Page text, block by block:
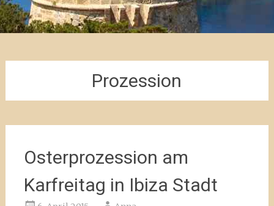
Prozession
Osterprozession am
Karfreitag in Ibiza Stadt